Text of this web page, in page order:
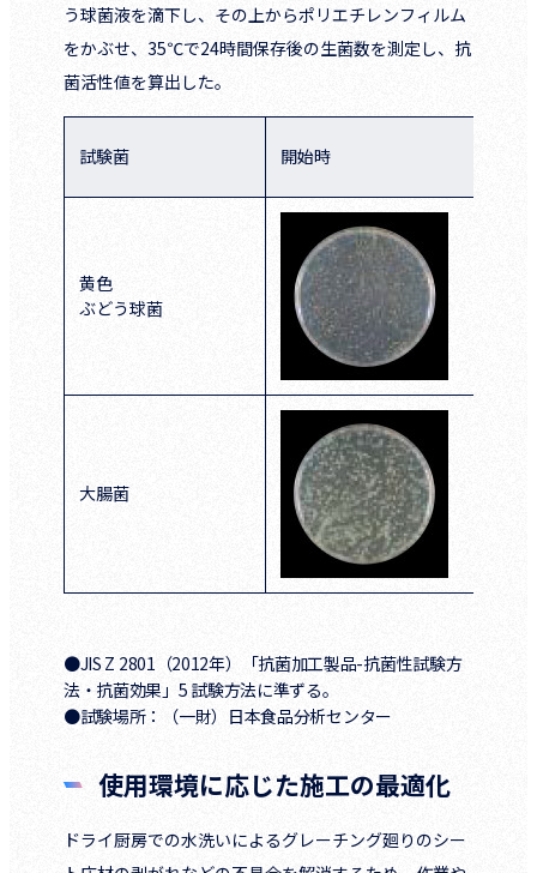
う球菌液を滴下し、その上からポリエチレンフィルム
をかぶせ、35℃で24時間保存後の生菌数を測定し、抗
菌活性値を算出した。
試験菌 開始時
黄色
ぶどう球菌
大腸菌
●JIS Z 2801（2012年）「抗菌加工製品-抗菌性試験方
法・抗菌効果」5 試験方法に準ずる。
●試験場所：（一財）日本食品分析センター
使用環境に応じた施工の最適化
ドライ厨房での水洗いによるグレーチング廻りのシー